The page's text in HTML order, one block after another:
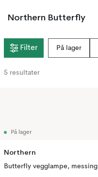
Northern Butterfly
Filter På lager
5 resultater
På lager
Northern
Butterfly vegglampe, messing